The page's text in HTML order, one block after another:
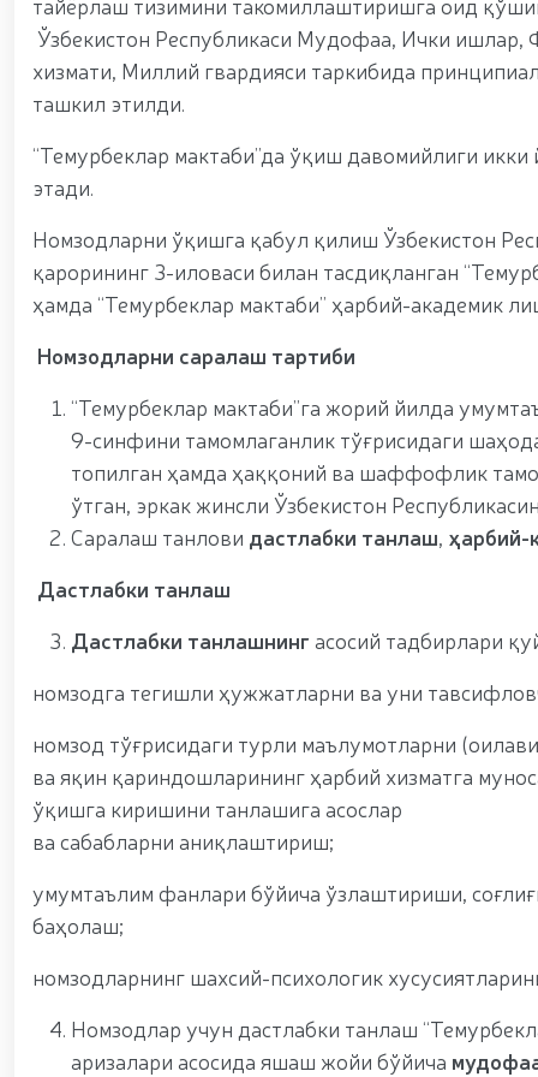
– миллий ғурур ва ватанпарварлик манбаи //
яқиндан танишди. //Миллий гвардия
“Ҳарбий таълим тизимида илм-фан ва
конференцияси ташкил этилди. // Миллий
оширди. // Самарқанд ва Бухоро вилояталарида
оширилди. // Ёшлар сиёсатига оид устувор
ҳуқуқни муҳофаза қилиш органларининг Қўл
жисмоний ва маънавий тайёргарлигини
Тизим фидойилари ҳурмат ва эҳтиром билан
Ватанпарварлик ойлиги доирасидаги
Қуролли Кучларимиз ташкил этилганининг
ўтказилди / / Миллий гвардия қўмондонининг
муносабати билан байрам табриги / /
куни муносабати билан гвардиячилар хизмат
Марказий девони ҳудудида бунёд этилган
Республикаси Президентининг “Ўзбекистон
билан ҳарбий хизматчилар ва ҳуқуқни
Шавкат Мирзиёев Хавфсизлик кенгашининг
барпо этилган йирик қувватли когенерация
маданият ва туризмнинг йирик марказига
андозаси асосида янада ривожлантирилади / /
томонидан (ҳттпс://телегра.пҳ/
ноқонуний-равишда-олиб-кетаётган-12-16),
sertifikatlanmagan-pirotexnika-buyumlari-olib-
(https://telegra.ph/Fargona-viloyatida-
Ихтисослаштирилган ўқув марказида
мажмуасида “Ўзбекистон отлари” нуфузли
кириш истагини билдирган номзодларни
чиқиш борасида олимпия ва паралимпия
раислигида, камондан (паракамондан) отиш
бошқармаси аёл ҳарбий хизматчилари
биринчи ўринни эгаллашди / / Олий Мажлис
очиқ мулоқот / / Миллий гвардия Темурбеклар
кўргазмали машғулот ташкил этилди / /
аппаратларини қўллаш истиқболлари”
вақтида жамоат тартиби ҳамда
Ўзбекистон Республикаси Мудофаа, Ички ишлар,
хизмати, Миллий гвардияси таркибида
ташкил этилди.
“Темурбеклар мактаби”да ўқиш давомийлиги
этади.
Номзодларни ўқишга қабул қилиш Ўзбекистон
қарорининг 3-иловаси билан тасдиқланган
ҳамда “Темурбеклар мактаби” ҳарбий-академик
Номзодларни саралаш тартиби
“Темурбеклар мактаби”га жорий йилда
9-синфини тамомлаганлик тўғрисидаги
топилган ҳамда ҳаққоний ва шаффофлик
ўтган, эркак жинсли Ўзбекистон
Саралаш танлови дастлабки танлаш, ҳарбий-
Дастлабки танлаш
Дастлабки танлашнинг асосий тадбирлари
номзодга тегишли ҳужжатларни ва уни
номзод тўғрисидаги турли маълумотларни
ва яқин қариндошларининг ҳарбий хизматга
ўқишга киришини танлашига асослар
ва сабабларни аниқлаштириш;
умумтаълим фанлари бўйича ўзлаштириши,
баҳолаш;
номзодларнинг шахсий-психологик
Номзодлар учун дастлабки танлаш
аризалари асосида яшаш жойи бўйича